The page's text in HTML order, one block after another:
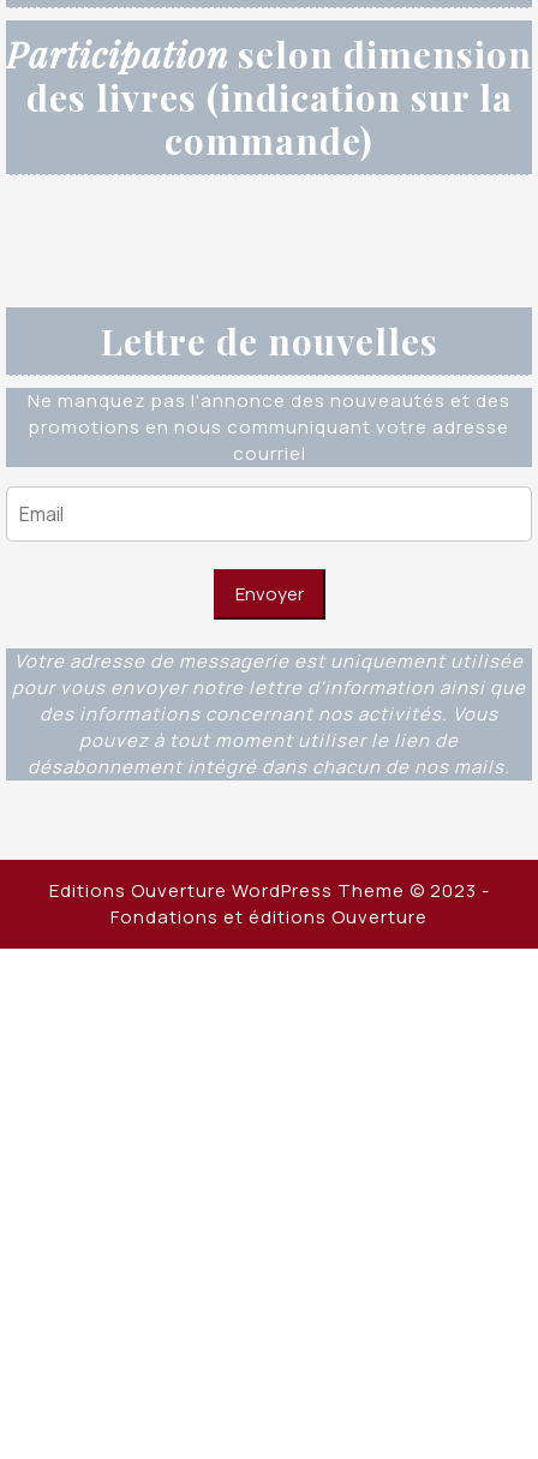
Participation selon dimension
des livres (indication sur la
commande)
Lettre de nouvelles
Ne manquez pas l'annonce des nouveautés et des
promotions en nous communiquant votre adresse
courriel
Votre adresse de messagerie est uniquement utilisée
pour vous envoyer notre lettre d'information ainsi que
des informations concernant nos activités. Vous
pouvez à tout moment utiliser le lien de
désabonnement intégré dans chacun de nos mails.
Editions Ouverture WordPress Theme © 2023 -
Fondations et éditions Ouverture